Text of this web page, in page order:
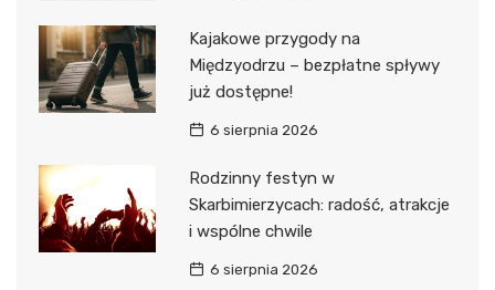
Kajakowe przygody na
Międzyodrzu – bezpłatne spływy
już dostępne!
6 sierpnia 2026
Rodzinny festyn w
Skarbimierzycach: radość, atrakcje
i wspólne chwile
6 sierpnia 2026